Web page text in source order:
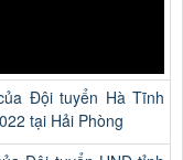
Đội tuyển Hà Tĩnh
tại Hải Phòng